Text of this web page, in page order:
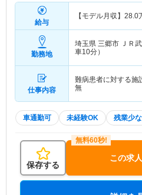
給与
【モデル月収】 28.0
勤務地
埼玉県 三郷市 ＪＲ
車10分）
仕事内容
難病患者に対する
無
車通勤可 未経験OK 残業少
保存する
この求